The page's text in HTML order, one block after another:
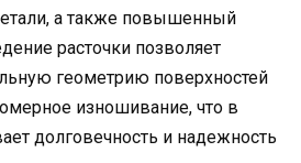
а также повышенный
расточки позволяет
геометрию поверхностей
изношивание, что в
долговечность и надежность